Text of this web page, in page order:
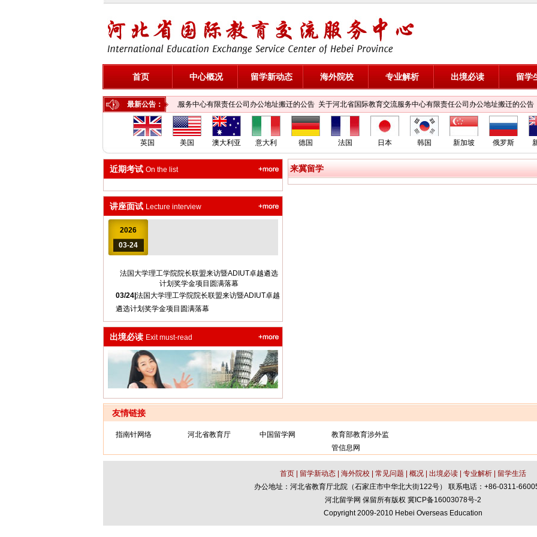
首页 中心概况 留学新动态 海外院校 专业解析 出境必读 留学
最新公告：
关于河北省国际教育交流服务中心有限责任公司办公地址搬迁的公告 关于河北省国际教育交流服务中心有限责任公司办公地址搬迁的公告
英国 美国 澳大利亚 意大利 德国 法国 日本 韩国 新加坡 俄罗斯
近期考试 On the list
讲座面试 Lecture interview
2026
03-24
法国大学理工学院院长联盟来访暨ADIUT卓越遴选
计划奖学金项目圆满落幕
03/24| 法国大学理工学院院长联盟来访暨ADIUT卓越
遴选计划奖学金项目圆满落幕
出境必读 Exit must-read
来冀留学
友情链接
指南针网络 河北省教育厅 中国留学网
教育部教育涉外监
管信息网
首页| 留学新动态 海外院校| 常见问题 概况 出境必读| 专业解析|
留学生活
办公地址：河北省教育厅北院（石家庄市中华北大街122号） 联系电话：+86-0311-
河北留学网 保留所有版权 冀ICP备16003078号-2
Copyright 2009-2010 Hebei Overseas Education